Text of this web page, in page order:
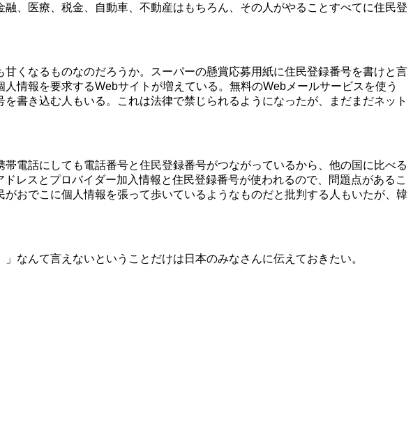
、医療、税金、自動車、不動産はもちろん、その人がやることすべてに住民登
くなるものなのだろうか。スーパーの懸賞応募用紙に住民登録番号を書けと言
情報を要求するWebサイトが増えている。無料のWebメールサービスを使う
書き込む人もいる。これは法律で禁じられるようになったが、まだまだネット
電話にしても電話番号と住民登録番号がつながっているから、他の国に比べる
レスとプロバイダー加入情報と住民登録番号が使われるので、問題点があるこ
おでこに個人情報を張って歩いているようなものだと批判する人もいたが、韓
なんて言えないということだけは日本のみなさんに伝えておきたい。